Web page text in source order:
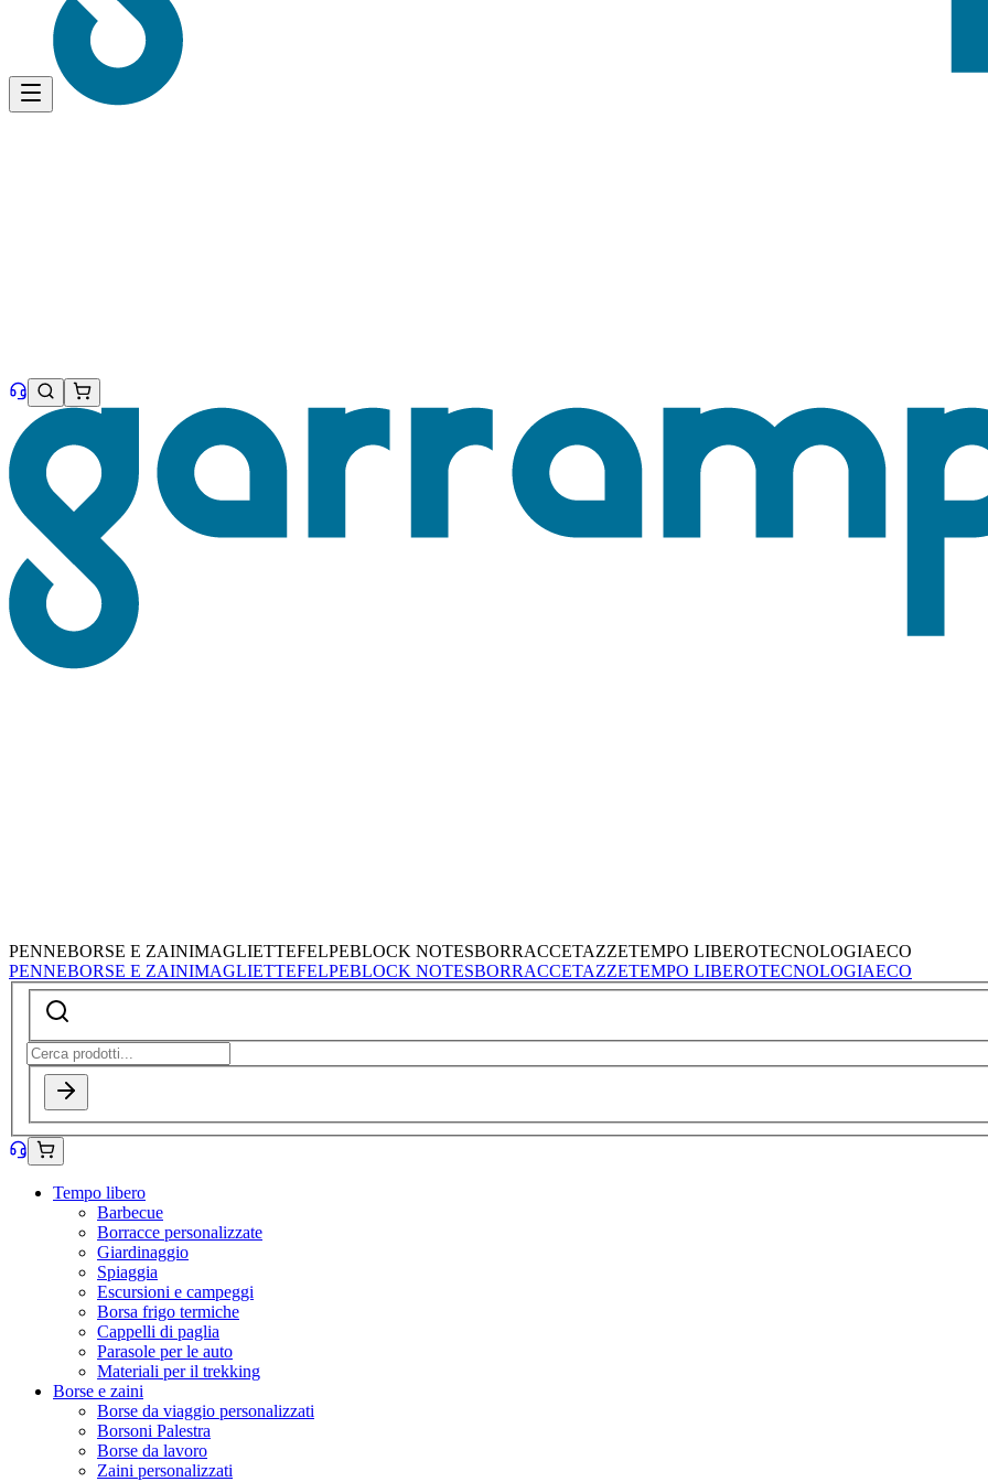
PENNEBORSE E ZAINIMAGLIETTEFELPEBLOCK NOTESBORRACCETAZZETEMPO LIBEROTECNOLOGIAECO
PENNEBORSE E ZAINIMAGLIETTEFELPEBLOCK NOTESBORRACCETAZZETEMPO LIBEROTECNOLOGIAECO
Tempo libero
Barbecue
Borracce personalizzate
Giardinaggio
Spiaggia
Escursioni e campeggi
Borsa frigo termiche
Cappelli di paglia
Parasole per le auto
Materiali per il trekking
Borse e zaini
Borse da viaggio personalizzati
Borsoni Palestra
Borse da lavoro
Zaini personalizzati